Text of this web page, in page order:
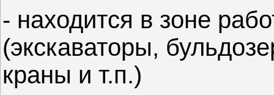
- находится в зоне
(экскаваторы,
краны и т.п.)